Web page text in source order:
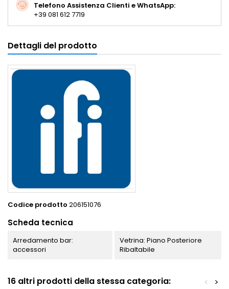
Telefono Assistenza Clienti e WhatsApp:
+39 081 612 7719
Dettagli del prodotto
Codice prodotto 206151076
Scheda tecnica
Arredamento bar:
accessori
Vetrina: Piano Posteriore
Ribaltabile
16 altri prodotti della stessa categoria: >
<